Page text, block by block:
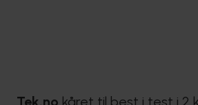
Tek.no kåret til best i test i 2